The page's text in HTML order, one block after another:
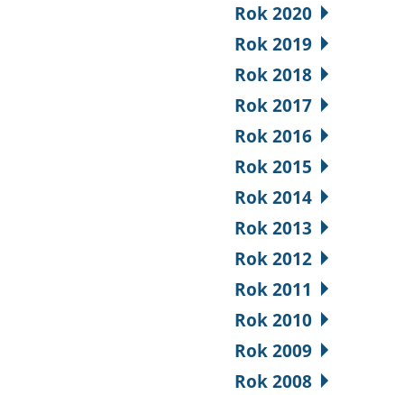
Rok 2020
Rok 2019
Rok 2018
Rok 2017
Rok 2016
Rok 2015
Rok 2014
Rok 2013
Rok 2012
Rok 2011
Rok 2010
Rok 2009
Rok 2008